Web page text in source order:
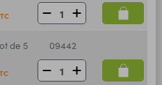
de 5 09442